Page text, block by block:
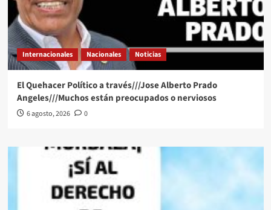
Internacionales Nacionales Noticias
El Quehacer Político a través///Jose Alberto Prado
Angeles///Muchos están preocupados o nerviosos
6 agosto, 2026 0